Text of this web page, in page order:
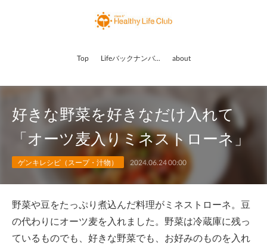
Top Lifeバックナンバー about
好きな野菜を好きなだけ入れて
「オーツ麦入りミネストローネ」
ゲンキレシピ（スープ・汁物） 2024.06.24 00:00
野菜や豆をたっぷり煮込んだ料理がミネストローネ。豆
の代わりにオーツ麦を入れました。野菜は冷蔵庫に残っ
ているものでも、好きな野菜でも、お好みのものを入れ